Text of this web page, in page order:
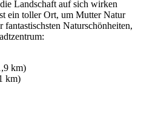
Landschaft auf sich wirken
ein toller Ort, um Mutter Natur
Naturschönheiten,
km)
km)